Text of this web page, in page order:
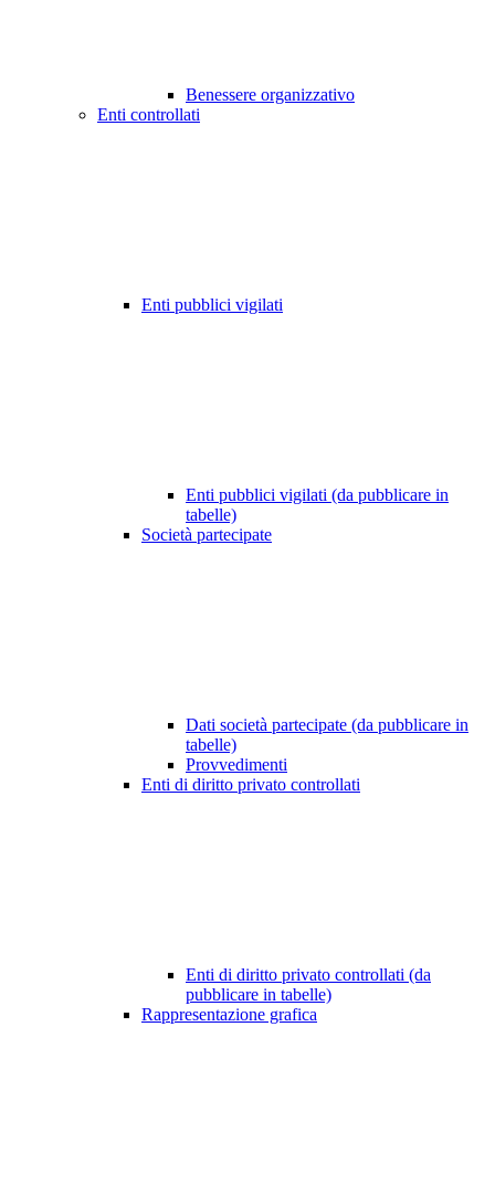
Benessere organizzativo
Enti controllati
Enti pubblici vigilati
Enti pubblici vigilati (da pubblicare in
tabelle)
Società partecipate
Dati società partecipate (da pubblicare in
tabelle)
Provvedimenti
Enti di diritto privato controllati
Enti di diritto privato controllati (da
pubblicare in tabelle)
Rappresentazione grafica